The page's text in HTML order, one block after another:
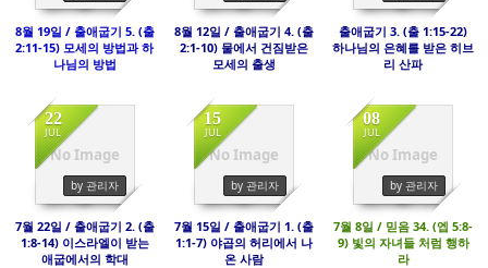
8월 19일 / 출애굽기 5. (출
2:11-15) 모세의 방법과 하
나님의 방법
8월 12일 / 출애굽기 4. (출
2:1-10) 물에서 건짐받은
모세의 출생
출애굽기 3. (출 1:15-22)
하나님의 은혜를 받은 히브
리 산파
No Image
22
JUL
by 관리자
2765
7월 22일 / 출애굽기 2. (출
1:8-14) 이스라엘이 받는
애굽에서의 학대
No Image
15
JUL
by 관리자
3134
7월 15일 / 출애굽기 1. (출
1:1-7) 야곱의 허리에서 나
온 사람
No Image
08
JUL
by 관리자
2696
7월 8일 / 믿음 34. (엡 5:8-
9) 빛의 자녀들 처럼 행하
라